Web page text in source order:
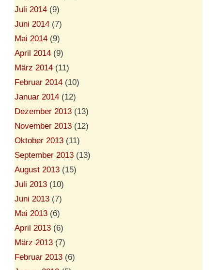
Juli 2014 (9)
Juni 2014 (7)
Mai 2014 (9)
April 2014 (9)
März 2014 (11)
Februar 2014 (10)
Januar 2014 (12)
Dezember 2013 (13)
November 2013 (12)
Oktober 2013 (11)
September 2013 (13)
August 2013 (15)
Juli 2013 (10)
Juni 2013 (7)
Mai 2013 (6)
April 2013 (6)
März 2013 (7)
Februar 2013 (6)